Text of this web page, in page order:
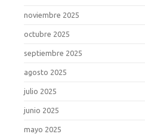
noviembre 2025
octubre 2025
septiembre 2025
agosto 2025
julio 2025
junio 2025
mayo 2025